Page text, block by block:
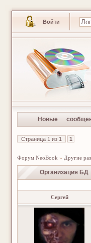
Войти
Новые
Страница 1 из 1 1
Форум NeoBook » Другие
Организация БД
Сергей